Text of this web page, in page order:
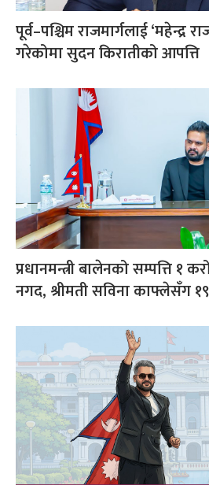
पूर्व–पश्चिम राजमार्गलाई ‘महेन्द्र
गरेकोमा सुदन किरातीको आपत्ति
प्रधानमन्त्री बालेनको सम्पत्ति १
नगद, श्रीमती सविना काफ्लेसँग